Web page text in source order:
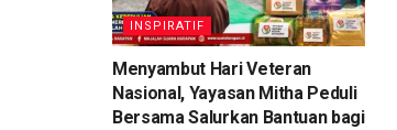
INSPIRATIF
​Menyambut Hari Veteran
Nasional, Yayasan Mitha Peduli
Bersama Salurkan Bantuan bagi